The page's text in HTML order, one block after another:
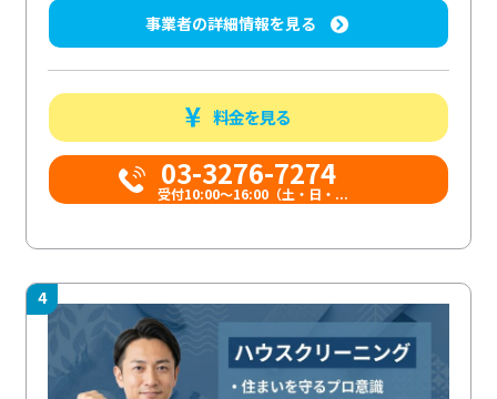
事業者の詳細情報を見る
料金を見る
03-3276-7274
受付10:00〜16:00（土・日・...
4